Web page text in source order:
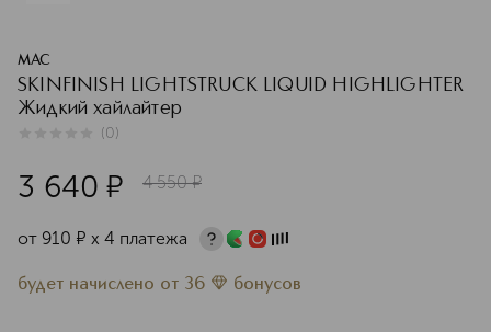
MAC
SKINFINISH LIGHTSTRUCK LIQUID HIGHLIGHTER
Жидкий хайлайтер
(0)
3 640 ¤ 4 550 ¤
от 910 ¤ х 4 платежа
будет начислено от 36 бонусов